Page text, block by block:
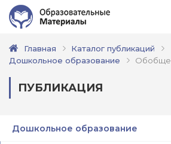
Главная
Каталог публикаций
Дошкольное образование
ПУБЛИКАЦИЯ
Дошкольное образование